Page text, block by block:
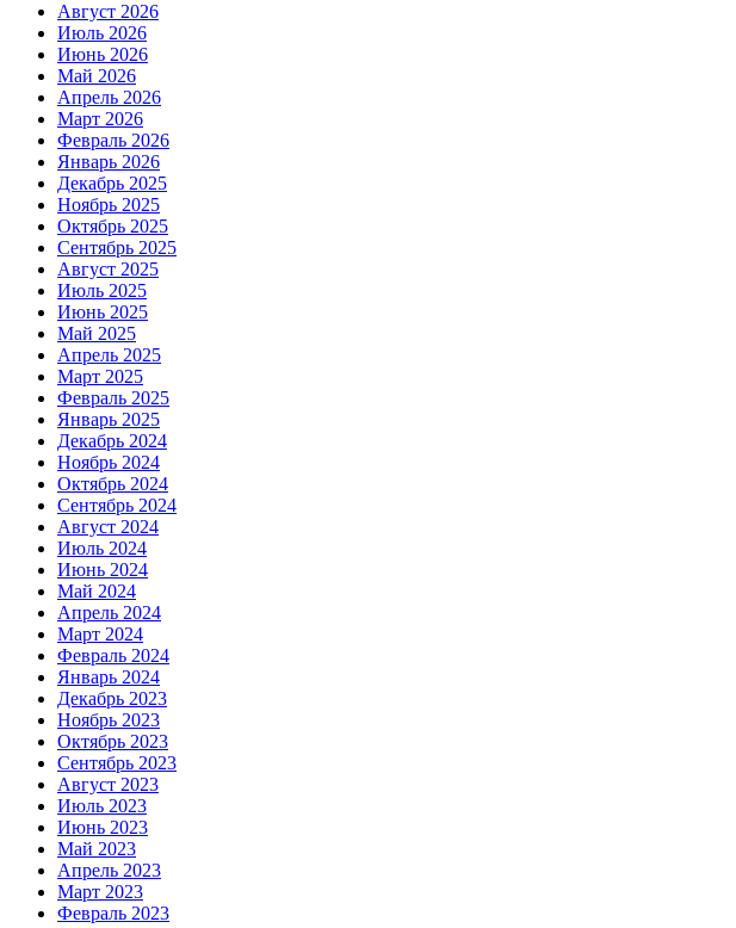
Август 2026
Июль 2026
Июнь 2026
Май 2026
Апрель 2026
Март 2026
Февраль 2026
Январь 2026
Декабрь 2025
Ноябрь 2025
Октябрь 2025
Сентябрь 2025
Август 2025
Июль 2025
Июнь 2025
Май 2025
Апрель 2025
Март 2025
Февраль 2025
Январь 2025
Декабрь 2024
Ноябрь 2024
Октябрь 2024
Сентябрь 2024
Август 2024
Июль 2024
Июнь 2024
Май 2024
Апрель 2024
Март 2024
Февраль 2024
Январь 2024
Декабрь 2023
Ноябрь 2023
Октябрь 2023
Сентябрь 2023
Август 2023
Июль 2023
Июнь 2023
Май 2023
Апрель 2023
Март 2023
Февраль 2023